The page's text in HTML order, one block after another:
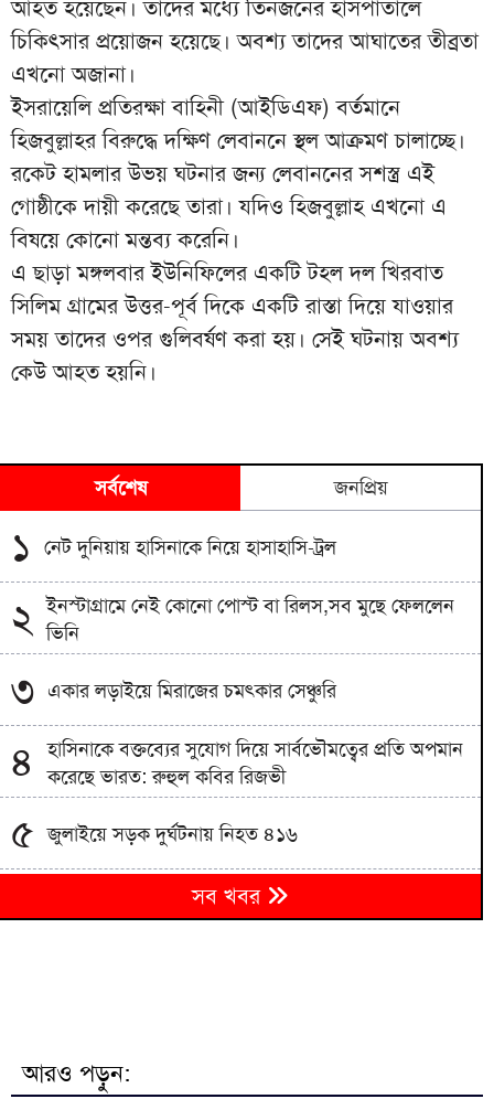
আহত হয়েছেন। তাদের মধ্যে তিনজনের হাসপাতালে
চিকিৎসার প্রয়োজন হয়েছে। অবশ্য তাদের আঘাতের তীব্রতা
এখনো অজানা।
ইসরায়েলি প্রতিরক্ষা বাহিনী (আইডিএফ) বর্তমানে
হিজবুল্লাহর বিরুদ্ধে দক্ষিণ লেবাননে স্থল আক্রমণ চালাচ্ছে।
রকেট হামলার উভয় ঘটনার জন্য লেবাননের সশস্ত্র এই
গোষ্ঠীকে দায়ী করেছে তারা। যদিও হিজবুল্লাহ এখনো এ
বিষয়ে কোনো মন্তব্য করেনি।
এ ছাড়া মঙ্গলবার ইউনিফিলের একটি টহল দল খিরবাত
সিলিম গ্রামের উত্তর-পূর্ব দিকে একটি রাস্তা দিয়ে যাওয়ার
সময় তাদের ওপর গুলিবর্ষণ করা হয়। সেই ঘটনায় অবশ্য
কেউ আহত হয়নি।
সর্বশেষ জনপ্রিয়
১ নেট দুনিয়ায় হাসিনাকে নিয়ে হাসাহাসি-ট্রল
২
ইনস্টাগ্রামে নেই কোনো পোস্ট বা রিলস,সব মুছে ফেললেন
ভিনি
৩ একার লড়াইয়ে মিরাজের চমৎকার সেঞ্চুরি
৪
হাসিনাকে বক্তব্যের সুযোগ দিয়ে সার্বভৌমত্বের প্রতি অপমান
করেছে ভারত: রুহুল কবির রিজভী
৫ জুলাইয়ে সড়ক দুর্ঘটনায় নিহত ৪১৬
সিলেটে হামের উপসর্গে আরও দুই শিশুর মৃত্যু, মোট প্রাণহানি
১২০
সব খবর
আরও পড়ুন: